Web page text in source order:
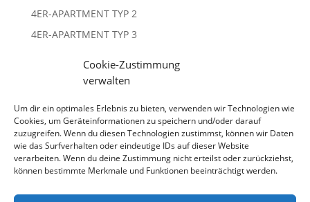
Cookie-Zustimmung
verwalten
Um dir ein optimales Erlebnis zu bieten, verwenden wir Technologien wie
Cookies, um Geräteinformationen zu speichern und/oder darauf
zuzugreifen. Wenn du diesen Technologien zustimmst, können wir Daten
wie das Surfverhalten oder eindeutige IDs auf dieser Website
verarbeiten. Wenn du deine Zustimmung nicht erteilst oder zurückziehst,
können bestimmte Merkmale und Funktionen beeinträchtigt werden.
4ER-APARTMENT TYP 2
4ER-APARTMENT TYP 3